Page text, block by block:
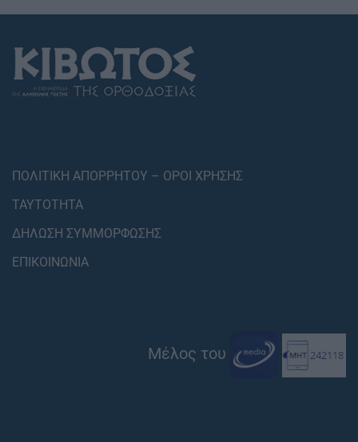
ΠΟΛΙΤΙΚΗ ΑΠΟΡΡΗΤΟΥ – ΟΡΟΙ ΧΡΗΣΗΣ
ΤΑΥΤΟΤΗΤΑ
ΔΗΛΩΣΗ ΣΥΜΜΟΡΦΩΣΗΣ
ΕΠΙΚΟΙΝΩΝΙΑ
Μέλος του